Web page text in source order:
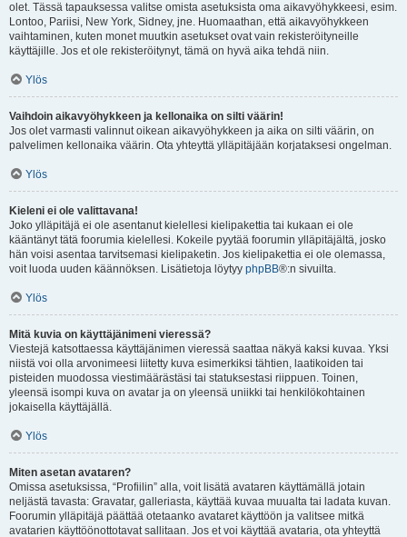
olet. Tässä tapauksessa valitse omista asetuksista oma aikavyöhykkeesi, esim.
Lontoo, Pariisi, New York, Sidney, jne. Huomaathan, että aikavyöhykkeen
vaihtaminen, kuten monet muutkin asetukset ovat vain rekisteröityneille
käyttäjille. Jos et ole rekisteröitynyt, tämä on hyvä aika tehdä niin.
Ylös
Vaihdoin aikavyöhykkeen ja kellonaika on silti väärin!
Jos olet varmasti valinnut oikean aikavyöhykkeen ja aika on silti väärin, on
palvelimen kellonaika väärin. Ota yhteyttä ylläpitäjään korjataksesi ongelman.
Ylös
Kieleni ei ole valittavana!
Joko ylläpitäjä ei ole asentanut kielellesi kielipakettia tai kukaan ei ole
kääntänyt tätä foorumia kielellesi. Kokeile pyytää foorumin ylläpitäjältä, josko
hän voisi asentaa tarvitsemasi kielipaketin. Jos kielipakettia ei ole olemassa,
voit luoda uuden käännöksen. Lisätietoja löytyy phpBB®:n sivuilta.
Ylös
Mitä kuvia on käyttäjänimeni vieressä?
Viestejä katsottaessa käyttäjänimen vieressä saattaa näkyä kaksi kuvaa. Yksi
niistä voi olla arvonimeesi liitetty kuva esimerkiksi tähtien, laatikoiden tai
pisteiden muodossa viestimäärästäsi tai statuksestasi riippuen. Toinen,
yleensä isompi kuva on avatar ja on yleensä uniikki tai henkilökohtainen
jokaisella käyttäjällä.
Ylös
Miten asetan avataren?
Omissa asetuksissa, “Profiilin” alla, voit lisätä avataren käyttämällä jotain
neljästä tavasta: Gravatar, galleriasta, käyttää kuvaa muualta tai ladata kuvan.
Foorumin ylläpitäjä päättää otetaanko avataret käyttöön ja valitsee mitkä
avatarien käyttöönottotavat sallitaan. Jos et voi käyttää avataria, ota yhteyttä